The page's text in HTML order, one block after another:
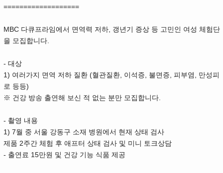
===================
MBC 다큐프라임에서 면역력 저하, 갱년기 증상 등 고민인 여성 체험단
을 모집합니다.
- 대상
1) 여러가지 면역 저하 질환 (혈관질환, 이석증, 불면증, 피부염, 만성피
로 등등)
※ 건강 방송 출연해 보신 적 없는 분만 모집합니다.
- 촬영 내용
1) 7월 중 서울 강동구 소재 병원에서 현재 상태 검사
제품 2주간 체험 후 애프터 상태 검사 및 미니 토크상담
- 출연료 15만원 및 건강 기능 식품 제공